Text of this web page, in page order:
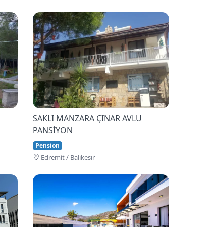
SAKLI MANZARA ÇINAR AVLU
PANSİYON
Pension
Edremi̇t / Balıkesir